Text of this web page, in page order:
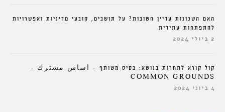
האם השכונות עדיין חשובות? על תושבים, קובעי מדיניות ואפשרויות
להתפתחות עתידית
2 ביולי 2024
קול קורא לתחרות בנושא: בסיס משותף – أساس مشترك –
COMMON GROUNDS
4 ביוני 2024